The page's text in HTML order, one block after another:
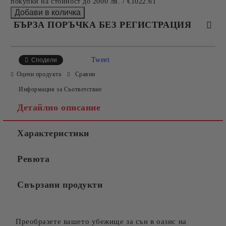
БЪРЗА ПОРЪЧКА БЕЗ РЕГИСТРАЦИЯ
Ние ще се свържем с вас в рамките на работния ден.
Сподели Tweet
Оцени продукта Сравни
Информация за Съответствие
Детайлно описание
Характеристики
Ревюта
Свързани продукти
Преобразете вашето убежище за сън в оазис на